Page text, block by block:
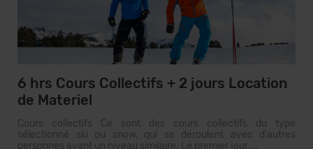
6 hrs Cours Collectifs + 2 jours Location
de Materiel
Cours collectifs Ce sont des cours collectifs du type
sélectionné ski ou snow, qui se déroulent avec d'autres
personnes ayant un niveau similaire. Le premier jour,...